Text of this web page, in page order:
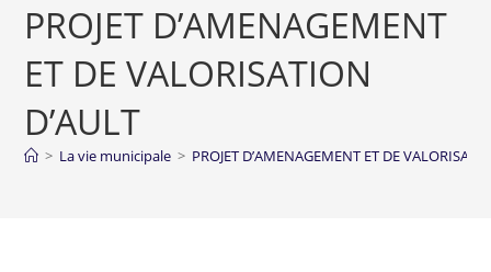
PROJET D’AMENAGEMENT
ET DE VALORISATION
D’AULT
> La vie municipale > PROJET D’AMENAGEMENT ET DE